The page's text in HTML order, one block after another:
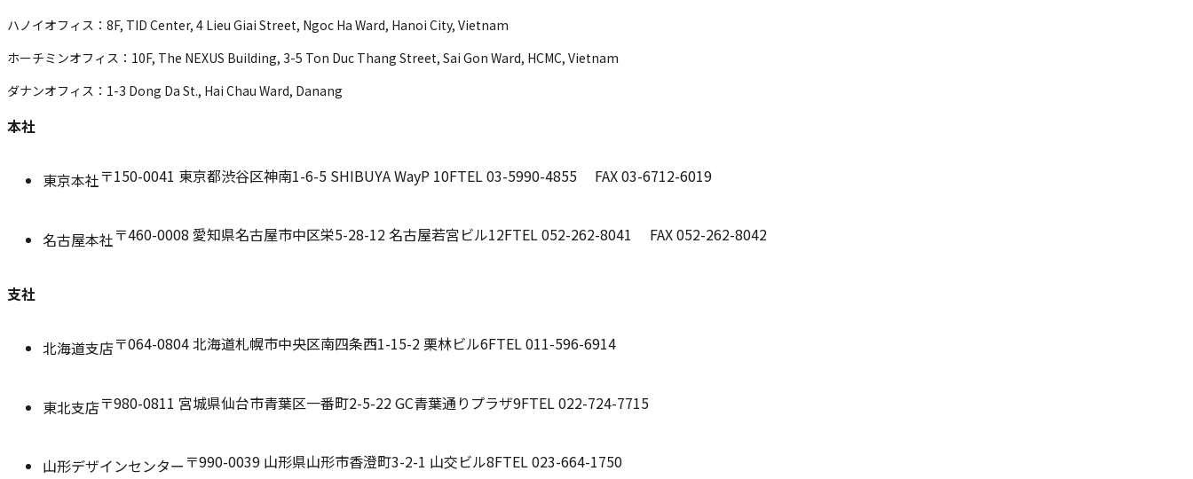
位
置
ハノイオフィス： 8F, TID Center, 4 Lieu Giai Street, Ngoc Ha Ward, Hanoi City, Vietnam
ホーチミンオフィス： 10F, The NEXUS Building, 3-5 Ton Duc Thang Street, Sai Gon Ward, HCMC, Vietnam
ダナンオフィス： 1-3 Dong Da St., Hai Chau Ward, Danang
本社
東京本社〒150-0041 東京都渋谷区神南1-6-5 SHIBUYA WayP 10FTEL 03-5990-4855 FAX 03-6712-6019
名古屋本社〒460-0008 愛知県名古屋市中区栄5-28-12 名古屋若宮ビル12FTEL 052-262-8041 FAX 052-262-8042
支社
北海道支店〒064-0804北海道札幌市中央区南四条西1-15-2 栗林ビル6FTEL 011-596-6914
東北支店〒980-0811 宮城県仙台市青葉区一番町2-5-22 GC青葉通りプラザ9FTEL 022-724-7715
山形デザインセンター 〒990-0039 山形県山形市香澄町3-2-1 山交ビル8FTEL 023-664-1750